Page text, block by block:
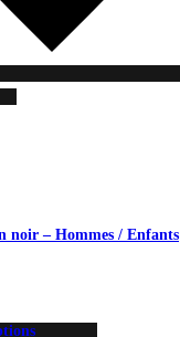
noir – Hommes / Enfants